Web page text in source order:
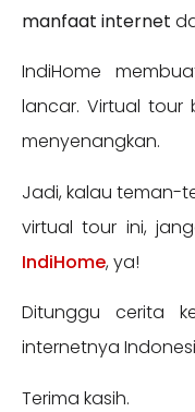
manfaat internet
IndiHome
lancar. Virtual tour
menyenangkan.
Jadi, kalau teman-
virtual tour ini,
IndiHome, ya!
Ditunggu cerita
internetnya
Terima kasih.